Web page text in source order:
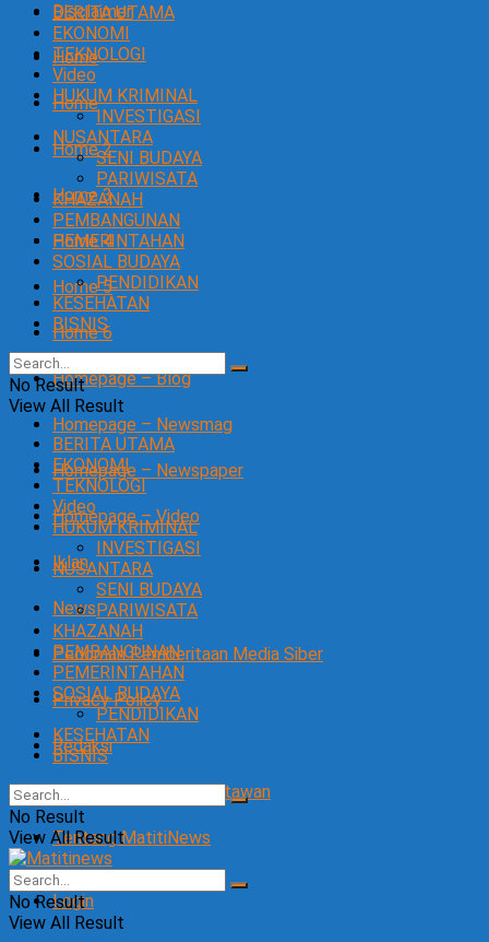
Disclaimer
Home
Home
Home 2
Home 3
Home 4
Home 5
Home 6
Homepage – Blog
Homepage – Newsmag
Homepage – Newspaper
Homepage – Video
Iklan
News
Pedoman Pemberitaan Media Siber
Privacy Policy
Redaksi
SOP Perlindungan Wartawan
Tentang MatitiNews
Login
BERITA UTAMA
EKONOMI
TEKNOLOGI
Video
HUKUM KRIMINAL
INVESTIGASI
NUSANTARA
SENI BUDAYA
PARIWISATA
KHAZANAH
PEMBANGUNAN
PEMERINTAHAN
SOSIAL BUDAYA
PENDIDIKAN
KESEHATAN
BISNIS
No Result
View All Result
BERITA UTAMA
EKONOMI
TEKNOLOGI
Video
HUKUM KRIMINAL
INVESTIGASI
NUSANTARA
SENI BUDAYA
PARIWISATA
KHAZANAH
PEMBANGUNAN
PEMERINTAHAN
SOSIAL BUDAYA
PENDIDIKAN
KESEHATAN
BISNIS
No Result
View All Result
No Result
View All Result